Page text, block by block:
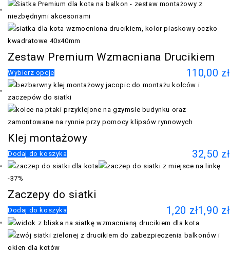
Zestaw Premium Wzmacniana Drucikiem
110,00 zł
Wybierz opcje
Klej montażowy
32,50 zł
Dodaj do koszyka
-37%
Zaczepy do siatki
1,90 zł
1,20 zł
Dodaj do koszyka